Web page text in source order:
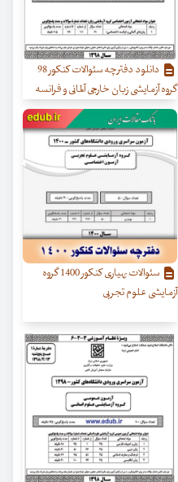
دانلود دفترچه سئوالات کنکور 98
گروه آزمایشی زبان خارجی آلمانی و فرانسه
سئوالات بهیاری کنکور 1400 گروه
آزمایشی علوم تجربی